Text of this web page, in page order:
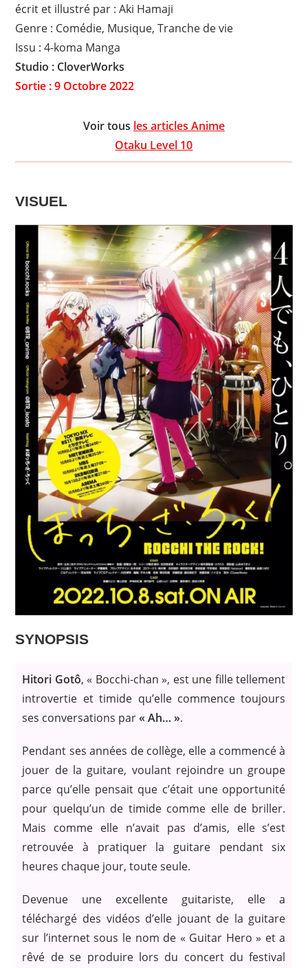
écrit et illustré par : Aki Hamaji
Genre : Comédie, Musique, Tranche de vie
Issu : 4-koma Manga
Studio : CloverWorks
Sortie : 9 Octobre 2022
Voir tous les articles Anime
Otaku Level 10
VISUEL
SYNOPSIS
Hitori Gotô, « Bocchi-chan », est une fille tellement
introvertie et timide qu’elle commence toujours
ses conversations par« Ah… ».
Pendant ses années de collège, elle a commencé à
jouer de la guitare, voulant rejoindre un groupe
parce qu’elle pensait que c’était une opportunité
pour quelqu’un de timide comme elle de briller.
Mais comme elle n’avait pas d’amis, elle s’est
retrouvée à pratiquer la guitare pendant six
heures chaque jour, toute seule.
Devenue une excellente guitariste, elle a
téléchargé des vidéos d’elle jouant de la guitare
sur l’internet sous le nom de « Guitar Hero » et a
rêvé de se produire lors du concert du festival